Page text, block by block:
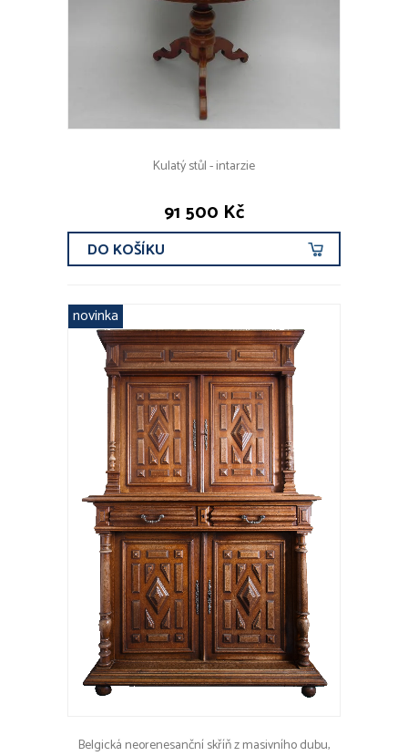
Kulatý stůl - intarzie
91 500 Kč
DO KOŠÍKU
novinka
Belgická neorenesanční skříň z masivního dubu,